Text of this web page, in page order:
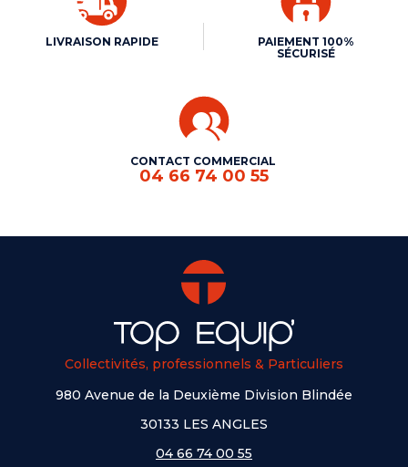
LIVRAISON RAPIDE
PAIEMENT 100%
SÉCURISÉ
CONTACT COMMERCIAL
04 66 74 00 55
Collectivités, professionnels & Particuliers
980 Avenue de la Deuxième Division Blindée
30133 LES ANGLES
04 66 74 00 55